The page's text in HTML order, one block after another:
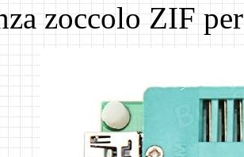
zoccolo ZIF